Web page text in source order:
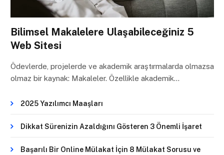
Bilimsel Makalelere Ulaşabileceğiniz 5
Web Sitesi
Ödevlerde, projelerde ve akademik araştırmalarda olmazsa
olmaz bir kaynak: Makaleler. Özellikle akademik…
2025 Yazılımcı Maaşları
Dikkat Sürenizin Azaldığını Gösteren 3 Önemli İşaret
Başarılı Bir Online Mülakat İçin 8 Mülakat Sorusu ve